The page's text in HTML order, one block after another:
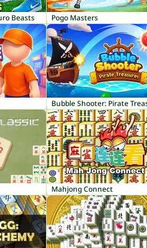
Beasts Pogo Masters
Mahjong Connect